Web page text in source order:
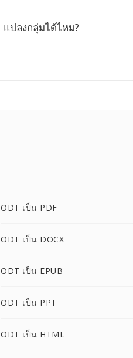
แปลงกลุ่มได้ไหม?
ODT เป็น PDF
ODT เป็น DOCX
ODT เป็น EPUB
ODT เป็น PPT
ODT เป็น HTML